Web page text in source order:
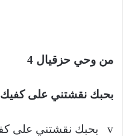
من وحي حزقيال 4
بحبك نقشتني على كفيك
v بحبك نقشتني على كفك يا إلهي،